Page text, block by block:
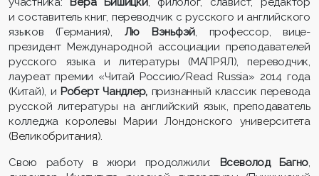
и составитель книг, переводчик с русского и английского
языков (Германия), Лю Вэньфэй, профессор, вице-
президент Международной ассоциации преподавателей
русского языка и литературы (МАПРЯЛ), переводчик,
лауреат премии «Читай Россию/Read Russia» 2014 года
(Китай), и Роберт Чандлер, признанный классик перевода
русской литературы на английский язык, преподаватель
колледжакоролевы Марии Лондонского университета
(Великобритания).
Свою работу в жюри продолжили: Всеволод Багно,